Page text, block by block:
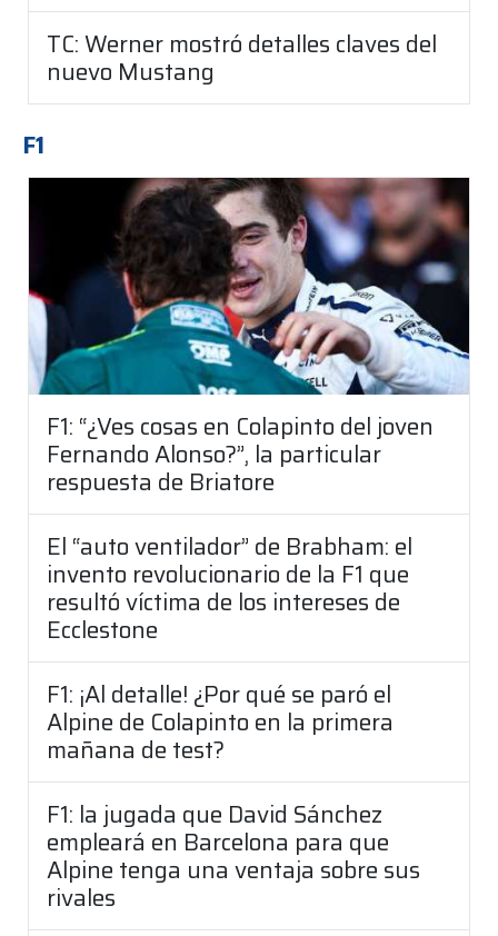
TC: Werner mostró detalles claves del
nuevo Mustang
F1
F1: “¿Ves cosas en Colapinto del joven
Fernando Alonso?”, la particular
respuesta de Briatore
El “auto ventilador” de Brabham: el
invento revolucionario de la F1 que
resultó víctima de los intereses de
Ecclestone
F1: ¡Al detalle! ¿Por qué se paró el
Alpine de Colapinto en la primera
mañana de test?
F1: la jugada que David Sánchez
empleará en Barcelona para que
Alpine tenga una ventaja sobre sus
rivales